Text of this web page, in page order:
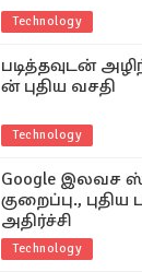
Technology
படித்தவுடன்
ன் புதிய வசதி
Technology
Google இலவச
குறைப்பு.,
அதிர்ச்சி
Technology